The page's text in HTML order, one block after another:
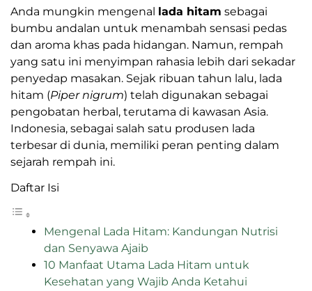
Anda mungkin mengenal lada hitam sebagai
bumbu andalan untuk menambah sensasi pedas
dan aroma khas pada hidangan. Namun, rempah
yang satu ini menyimpan rahasia lebih dari sekadar
penyedap masakan. Sejak ribuan tahun lalu, lada
hitam (Piper nigrum) telah digunakan sebagai
pengobatan herbal, terutama di kawasan Asia.
Indonesia, sebagai salah satu produsen lada
terbesar di dunia, memiliki peran penting dalam
sejarah rempah ini.
Daftar Isi
Mengenal Lada Hitam: Kandungan Nutrisi
dan Senyawa Ajaib
10 Manfaat Utama Lada Hitam untuk
Kesehatan yang Wajib Anda Ketahui